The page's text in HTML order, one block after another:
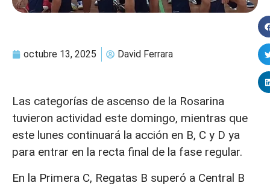
octubre 13, 2025 David Ferrara
Las categorías de ascenso de la Rosarina
tuvieron actividad este domingo, mientras que
este lunes continuará la acción en B, C y D ya
para entrar en la recta final de la fase regular.
En la Primera C, Regatas B superó a Central B